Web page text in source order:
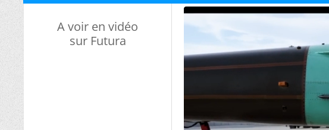
A voir en vidéo
sur Futura